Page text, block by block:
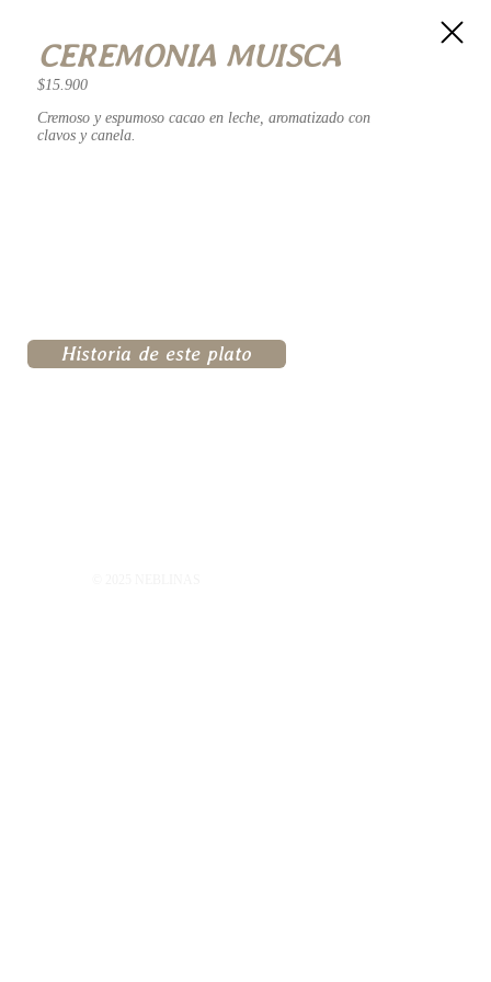
CEREMONIA MUISCA
$15.900
Cremoso y espumoso cacao en leche, aromatizado con
clavos y canela.
Historia de este plato